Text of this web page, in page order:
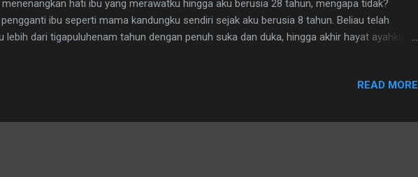
hati ibu yang merawatku hingga aku berusia 28 tahun, mengapa tidak?
ibu seperti mama kandungku sendiri sejak aku berusia 8 tahun. Beliau telah
lebih dari tigapuluhenam tahun dengan penuh suka dan duka, hingga akhir hayat ayahku
READ MORE